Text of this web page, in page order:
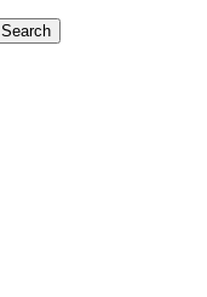
Search